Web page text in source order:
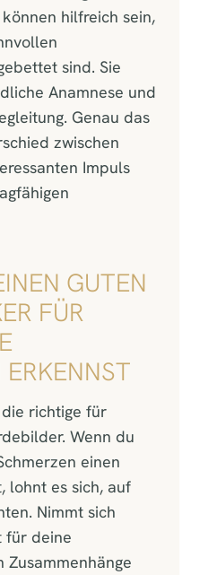
hilfreich sein,
sind. Sie
Anamnese und
Genau das
zwischen
Impuls
GUTEN
FÜR
richtige für
Wenn du
einen
lohnt es sich, auf
Nimmt sich
für deine
Zusammenhänge